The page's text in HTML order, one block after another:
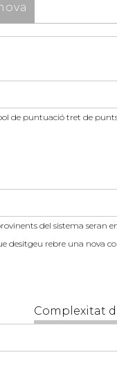
de puntuació tret de
del sistema seran
desitgeu rebre una nova
Complexitat